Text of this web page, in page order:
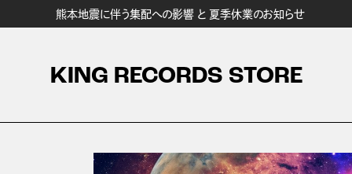
熊本地震に伴う集配への影響 と 夏季休業のお知らせ
KING RECORDS STORE